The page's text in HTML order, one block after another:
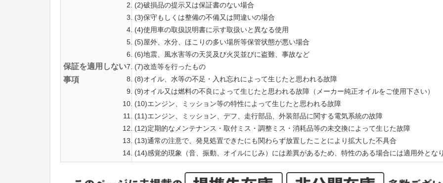
保証を適用しない
事項
(2)破損品の提示又は保証書のない場合
(3)保守もしくは整備の不備又は間違いの場合
(4)使用車の取扱説明書に示す取扱いと異なる使用
(5)屋外、水分、ほこりの多い場所等保管状態が悪い場合
(6)地震、風水害等の天災及び火災並びに盗難、事故など
(7)改造等を行ったもの
(8)オイル、水等の不足・入れ忘れによって生じたと思われる故障
(9)オイル又は燃料の不良によって生じたと思われる故障（メーカー純正オイルをご使用下さい）
(10)エンジン、ミッション等の特性によって生じたと思われる故障
(11)エンジン、ミッション、デフ、走行部品、外装部品に関する電気系統の故障
(12)定期的なメンテナンス・取付ミス・調整ミス・消耗品等の未交換によって生じた故障
(13)通常の注意で、発見処置できたにも関わらず放置したことにより拡大した不具合
(14)感覚的現象（音、振動、オイルにじみ）には差異があるため、特性のある場合には適用外とな